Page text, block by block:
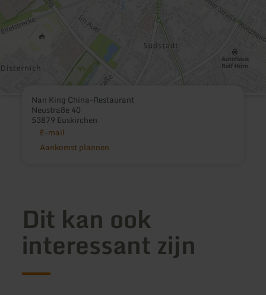
Nan King China-Restaurant
Neustraße 40
53879 Euskirchen
E-mail
Aankomst plannen
Dit kan ook
interessant zijn